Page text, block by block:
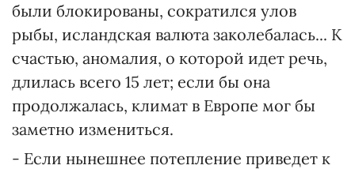
были блокированы, сократился улов
рыбы, исландская валюта заколебалась... К
счастью, аномалия, о которой идет речь,
длилась всего 15 лет; если бы она
продолжалась, климат в Европе мог бы
заметно измениться.
- Если нынешнее потепление приведет к